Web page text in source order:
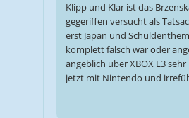
Klipp und Klar ist das
gegeriffen versucht als
erst Japan und
komplett falsch war oder
angeblich über XBOX E3
jetzt mit Nintendo und